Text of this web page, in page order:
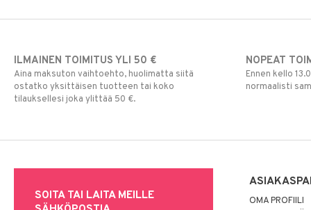
ILMAINEN TOIMITUS YLI 50 €
Aina maksuton vaihtoehto, huolimatta siitä
ostatko yksittäisen tuotteen tai koko
tilauksellesi joka ylittää 50 €.
NOPEAT
Ennen kello
normaalisti
SOITA TAI LAITA MEILLE
OMA PROFIILI